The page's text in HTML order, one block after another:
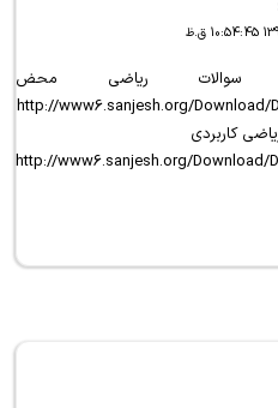
سوالات ریاضی محض
http://www6.sanjesh.org/
کاربردی
http://www6.sanjesh.org/Download/